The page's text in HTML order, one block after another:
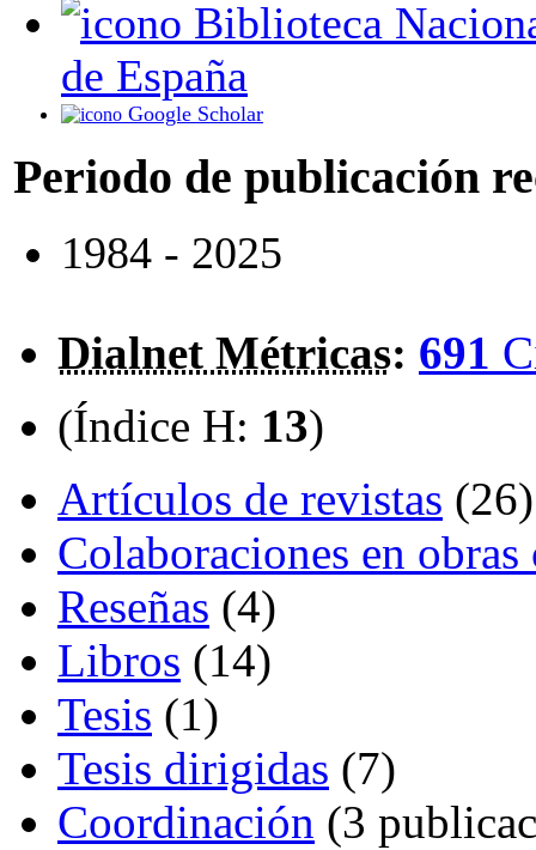
de España
Google Scholar
Periodo de publicación
1984 - 2025
Dialnet Métricas: 691
(Índice H: 13)
Artículos de revistas (26)
Colaboraciones en
Reseñas (4)
Libros (14)
Tesis (1)
Tesis dirigidas (7)
Coordinación (3